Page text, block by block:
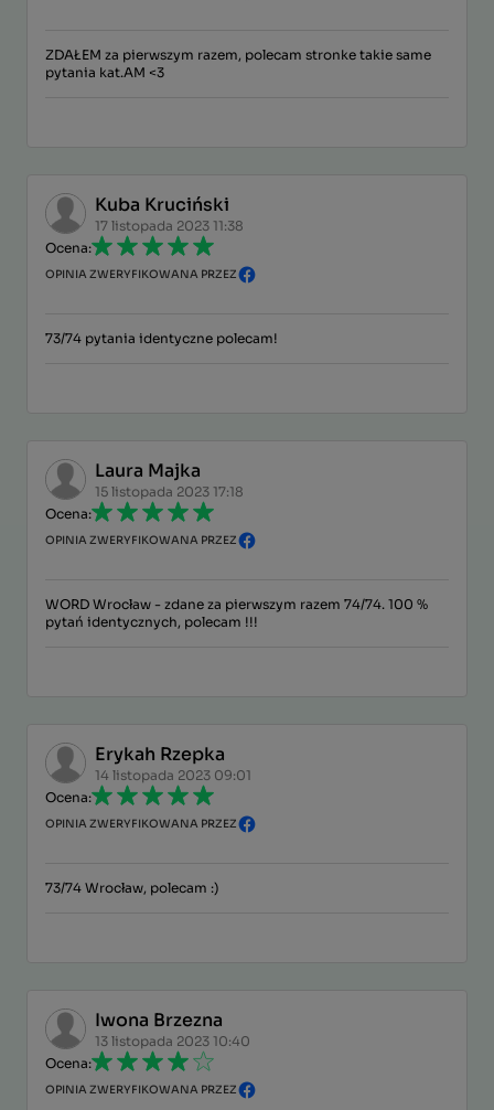
ZDAŁEM za pierwszym razem, polecam stronke takie same
pytania kat.AM <3
Kuba Kruciński
17 listopada 2023 11:38
Ocena:
OPINIA ZWERYFIKOWANA PRZEZ
73/74 pytania identyczne polecam!
Laura Majka
15 listopada 2023 17:18
Ocena:
OPINIA ZWERYFIKOWANA PRZEZ
WORD Wrocław - zdane za pierwszym razem 74/74. 100 %
pytań identycznych, polecam !!!
Erykah Rzepka
14 listopada 2023 09:01
Ocena:
OPINIA ZWERYFIKOWANA PRZEZ
73/74 Wrocław, polecam :)
Iwona Brzezna
13 listopada 2023 10:40
Ocena:
OPINIA ZWERYFIKOWANA PRZEZ